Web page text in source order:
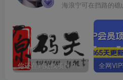
海浪宁可在挡路的
你还在到处找项目？还在当韭菜？我靠卖项目一个月收入5万+，曾经我也是个失败者。